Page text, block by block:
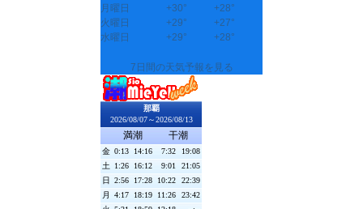
月曜日
+30° +28°
火曜日
+29° +27°
水曜日
+29° +28°
7日間の天気予報を見る